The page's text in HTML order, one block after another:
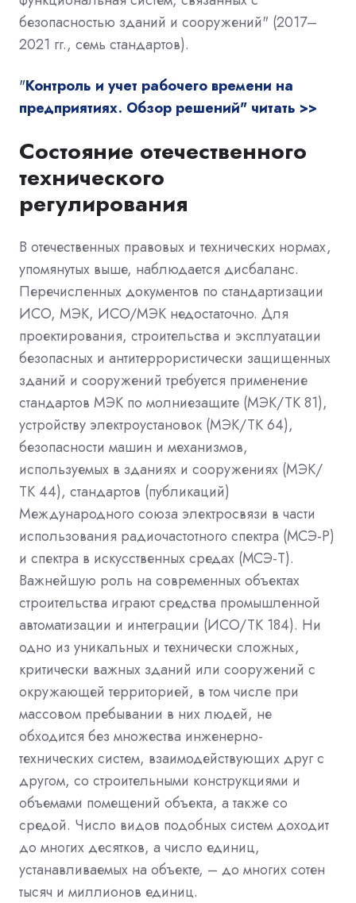
безопасностью зданий и сооружений" (2017–
2021 гг., семь стандартов).
"Контроль и учет рабочего времени на
предприятиях. Обзор решений" читать >>
Состояние отечественного
технического
регулирования
В отечественных правовых и технических нормах,
упомянутых выше, наблюдается дисбаланс.
Перечисленных документов по стандартизации
ИСО, МЭК, ИСО/МЭК недостаточно. Для
проектирования, строительства и эксплуатации
безопасных и антитеррористически защищенных
зданий и сооружений требуется применение
стандартов МЭК по молниезащите (МЭК/ТК 81),
устройству электроустановок (МЭК/ТК 64),
безопасности машин и механизмов,
используемых в зданиях и сооружениях (МЭК/
ТК 44), стандартов (публикаций)
Международного союза электросвязи в части
использования радиочастотного спектра (МСЭ-Р)
и спектра в искусственных средах (МСЭ-Т).
Важнейшую роль на современных объектах
строительства играют средства промышленной
автоматизации и интеграции (ИСО/ТК 184). Ни
одно из уникальных и технически сложных,
критически важных зданий или сооружений с
окружающей территорией, в том числе при
массовом пребывании в них людей, не
обходится без множества инженерно-
технических систем, взаимодействующих друг с
другом, со строительными конструкциями и
объемами помещений объекта, а также со
средой. Число видов подобных систем доходит
до многих десятков, а число единиц,
устанавливаемых на объекте, – до многих сотен
тысяч и миллионов единиц.